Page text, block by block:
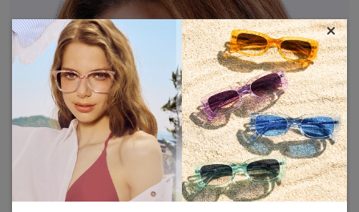
MOSTRAR MÁS
×